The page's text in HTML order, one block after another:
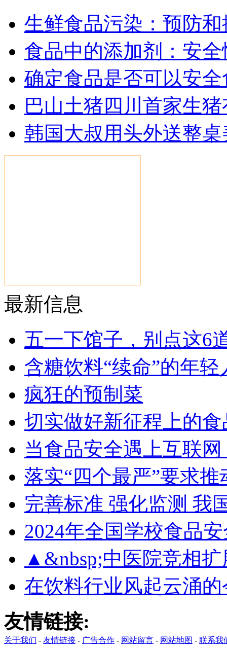
生鲜食品污染：预防
食品中的添加剂：安
确定食品是否可以安
巴山土猪四川首家生
韩国大叔用头外送整
最新信息
五一下馆子，别点这6
含糖饮料“续命”的年
疯狂的预制菜
切实做好新征程上的
当食品安全遇上互联
落实“四个最严”要求
完善标准 强化监测 我
2024年全国学校食品
▲&nbsp;中医院竞相
在饮料行业风起云涌
友情链接:
关于我们 - 友情链接 - 广告合作 - 网站留言 - 网站地图 - 联系我